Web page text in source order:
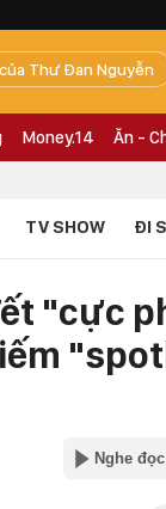
Thư Đan Nguyễn
Money.14 Ăn -
TV SHOW ĐI
"cực
Nghe